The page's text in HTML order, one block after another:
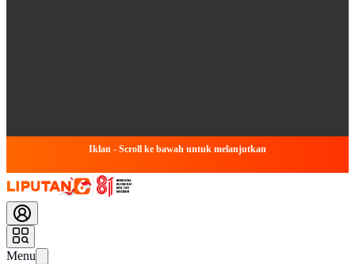
Iklan - Scroll ke bawah untuk melanjutkan
Menu